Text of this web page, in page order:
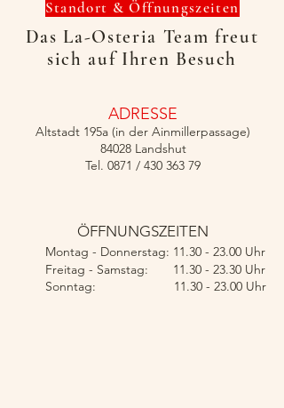
Standort & Öffnungszeiten
Das La-Osteria Team freut
sich auf Ihren Besuch
ADRESSE
Altstadt 195a (in der Ainmillerpassage)
84028 Landshut
Tel. 0871 / 430 363 79
ÖFFNUNGSZEITEN
Montag - Donnerstag: 11.30 - 23.00 Uhr
Freitag - Samstag: 11.30 - 23.30 Uhr
Sonntag: 11.30 - 23.00Uhr